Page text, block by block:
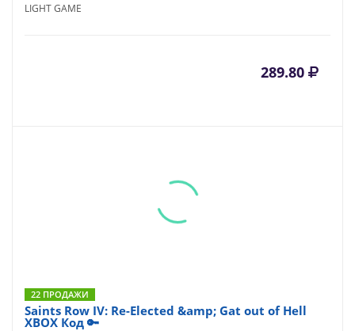
LIGHT GAME
289.80
22 ПРОДАЖИ
Saints Row IV: Re-Elected &amp; Gat out of Hell
XBOX Код 🔑